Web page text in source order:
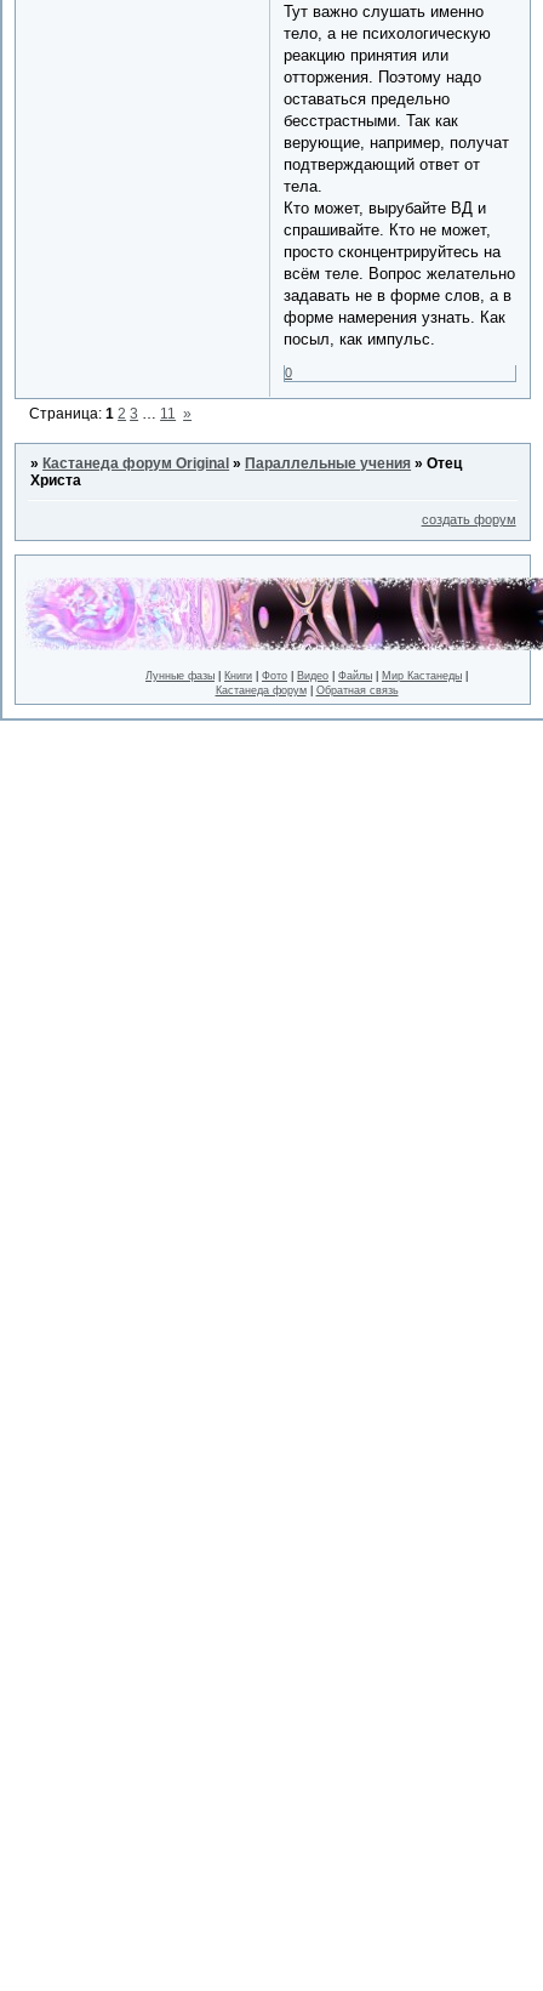
Тут важно слушать именно
тело, а не психологическую
реакцию принятия или
отторжения. Поэтому надо
оставаться предельно
бесстрастными. Так как
верующие, например, получат
подтверждающий ответ от
тела.
Кто может, вырубайте ВД и
спрашивайте. Кто не может,
просто сконцентрируйтесь на
всём теле. Вопрос желательно
задавать не в форме слов, а в
форме намерения узнать. Как
посыл, как импульс.
0
Страница:1 2 3 11 »
» Кастанеда форум Original » Параллельные учения »Отец
Христа
создать форум
Лунные фазы Книги Фото Видео Файлы Мир Кастанеды
Кастанеда форум| Обратная связь